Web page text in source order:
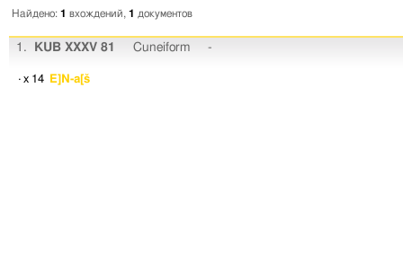
Найдено: 1 вхождений, 1 документов
1. KUB XXXV 81 Cuneiform -
· x 14 E]N-a[š